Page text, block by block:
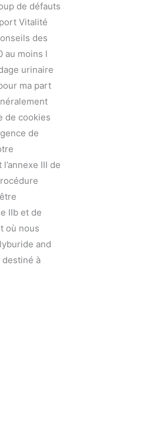
de défauts
Vitalité
des
au moins l
urinaire
ma part
de cookies
de
III de
IIb et de
où nous
and
à